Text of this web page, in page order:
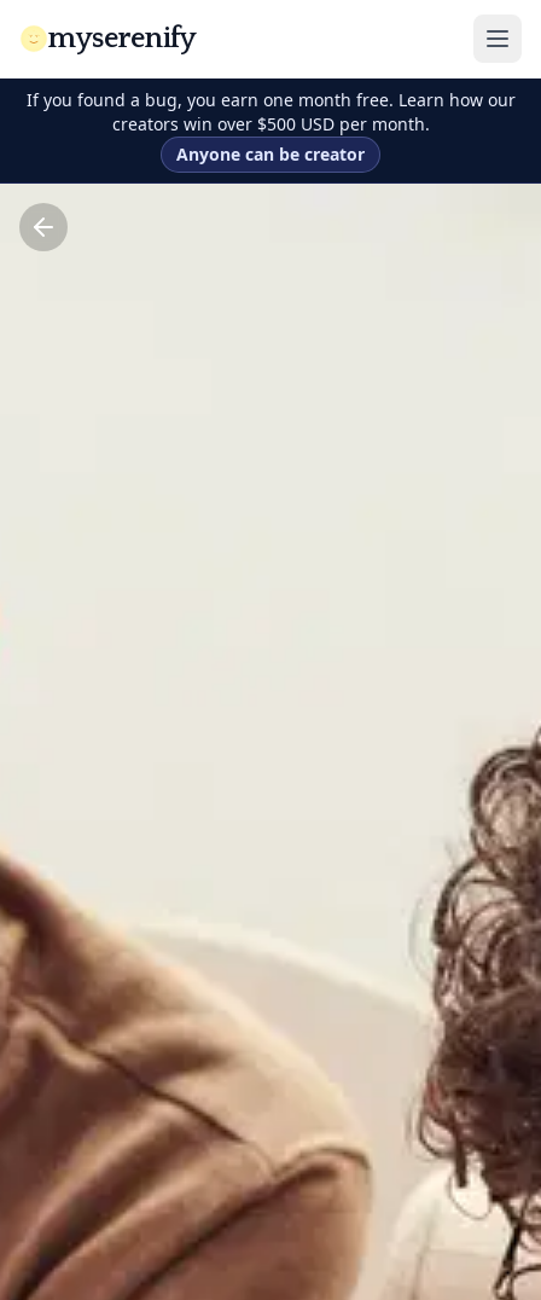
myserenify
If you found a bug, you earn one month free. Learn how our
creators win over $500 USD per month.
Anyone can be creator